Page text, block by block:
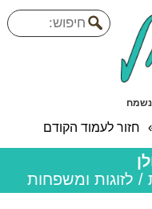
חזור לעמוד הקודם